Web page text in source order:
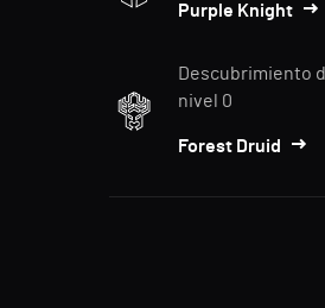
Purple Knight
Descubrimiento
nivel 0
Forest Druid